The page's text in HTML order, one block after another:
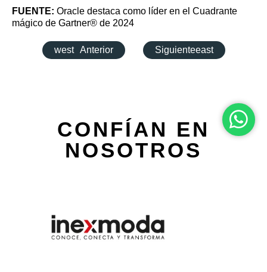
FUENTE: Oracle destaca como líder en el Cuadrante
mágico de Gartner® de 2024
west Anterior Siguienteeast
CONFÍAN EN
NOSOTROS